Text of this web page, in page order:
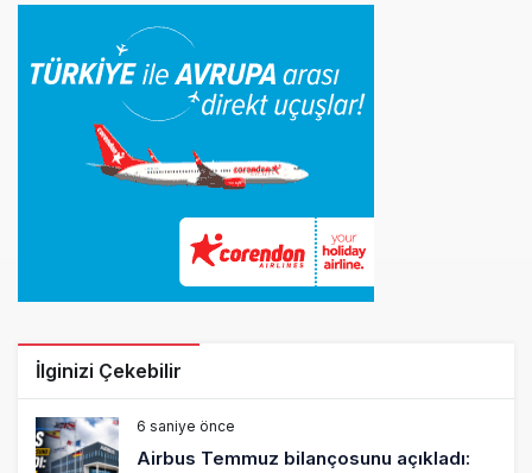
İlginizi Çekebilir
6 saniye önce
Airbus Temmuz bilançosunu açıkladı:
204 yeni sipariş
47 dakika önce
İstanbul uçağına polis köpeklerle girdi: 3
yolcu indirildi
1 saat önce
AyJet eğitim uçağı Hezarfen yakınında